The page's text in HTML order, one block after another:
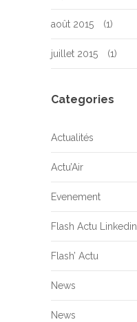
août 2015 (1)
juillet 2015 (1)
Categories
Actualités
Actu’Air
Evenement
Flash Actu Linkedin
Flash’ Actu
News
News